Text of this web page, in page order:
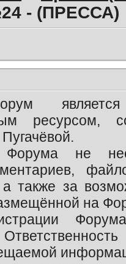
- (ПРЕССА)
является
ресурсом,
Форума не
а также за
на